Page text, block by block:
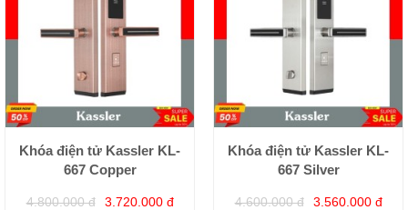
Khóa điện tử Kassler KL-
667 Copper
4.800.000 đ 3.720.000 đ
Khóa điện tử Kassler KL-
667 Silver
4.600.000 đ 3.560.000 đ